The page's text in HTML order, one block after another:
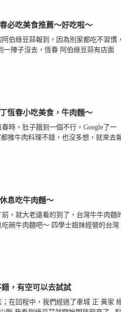
必吃美食推薦～好吃啦～
伯綠豆蒜報到，因為別家都吃不習慣，
一陣子沒去，恆春 阿伯綠豆蒜有店面
恆春小吃美食，牛肉麵～
時，肚子餓到一個不行，Google了一
推牛肉料理不錯，也沒多想，就來去
息吃牛肉麵～
，就大老遠看的到了，台灣牛牛肉麵
碗牛肉麵吧～ 四學士姐妹經營的台灣
，有空可以去試試
在回程中，我們經過了車城 正 黃家